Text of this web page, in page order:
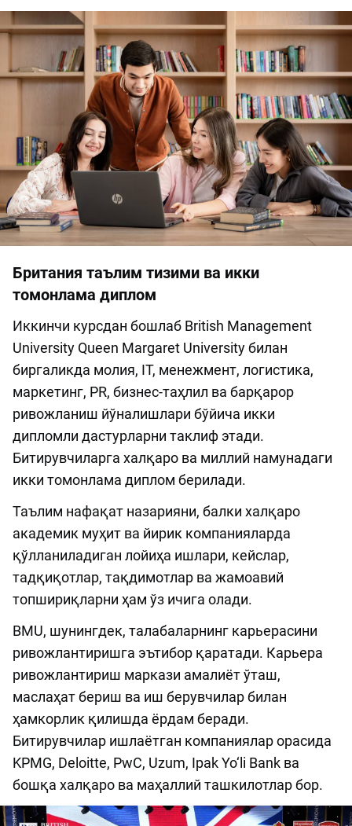
Британия таълим тизими ва икки
томонлама диплом
Иккинчи курсдан бошлаб British Management
University Queen Margaret University билан
биргаликда молия, IT, менежмент, логистика,
маркетинг, PR, бизнес-таҳлил ва барқарор
ривожланиш йўналишлари бўйича икки
дипломли дастурларни таклиф этади.
Битирувчиларга халқаро ва миллий намунадаги
икки томонлама диплом берилади.
Таълим нафақат назарияни, балки халқаро
академик муҳит ва йирик компанияларда
қўлланиладиган лойиҳа ишлари, кейслар,
тадқиқотлар, тақдимотлар ва жамоавий
топшириқларни ҳам ўз ичига олади.
BMU, шунингдек, талабаларнинг карьерасини
ривожлантиришга эътибор қаратади. Карьера
ривожлантириш маркази амалиёт ўташ,
маслаҳат бериш ва иш берувчилар билан
ҳамкорлик қилишда ёрдам беради.
Битирувчилар ишлаётган компаниялар орасида
KPMG, Deloitte, PwC, Uzum, Ipak Yo‘li Bank ва
бошқа халқаро ва маҳаллий ташкилотлар бор.